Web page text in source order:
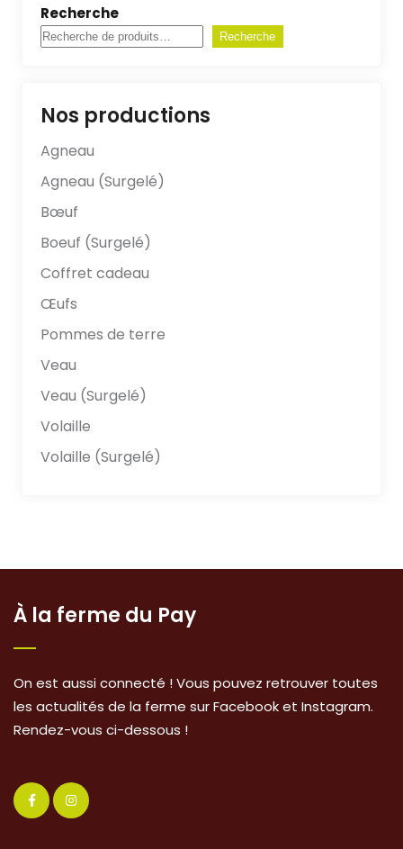
Recherche
Recherche
Nos productions
Agneau
Agneau (Surgelé)
Bœuf
Boeuf (Surgelé)
Coffret cadeau
Œufs
Pommes de terre
Veau
Veau (Surgelé)
Volaille
Volaille (Surgelé)
À la ferme du Pay
On est aussi connecté ! Vous pouvez retrouver toutes
les actualités de la ferme sur Facebook et Instagram.
Rendez-vous ci-dessous !